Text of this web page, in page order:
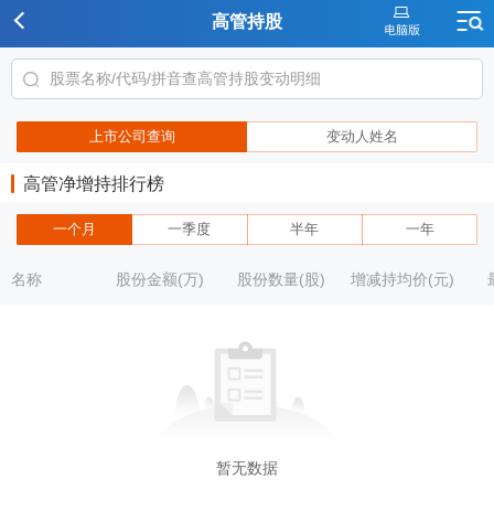
高管持股
上市公司查询 变动人姓名
高管净增持排行榜
一个月 一季度 半年 一年
名称 股份金额(万) 股份数量(股) 增减持均价(元)
暂无数据